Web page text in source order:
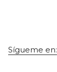
Sígueme en: